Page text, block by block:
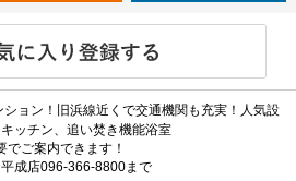
ョン！旧浜線近くで交通機関も充実！人気設
ッチン、追い焚き機能浴室
でご案内できます！
成店096-366-8800まで